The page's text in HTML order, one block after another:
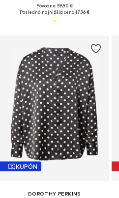
Pôvodne: 59,90 €
Posledná najnižšia cena:17,96 €
KUPÓN
DOROTHY PERKINS